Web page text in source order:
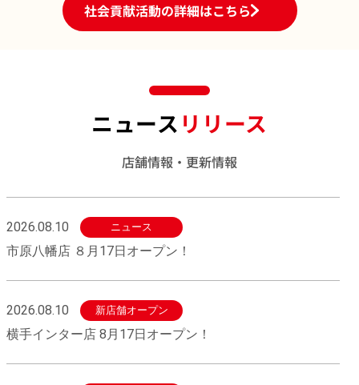
社会貢献活動の詳細はこちら
ニュース リリース
店舗情報・更新情報
2026.08.10 ニュース
市原八幡店 ８月17日オープン！
2026.08.10 新店舗オープン
横手インター店 8月17日オープン！